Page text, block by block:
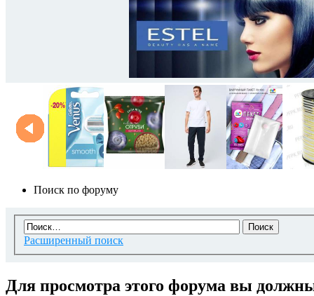
Поиск по форуму
Расширенный поиск
Для просмотра этого форума вы